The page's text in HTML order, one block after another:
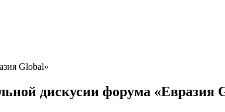
Global»
дискусии форума «Евразия